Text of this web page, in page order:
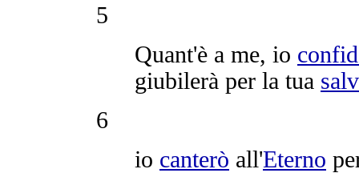
5
Quant'è a me, io
giubilerà per la tua
6
io canterò all'Eterno